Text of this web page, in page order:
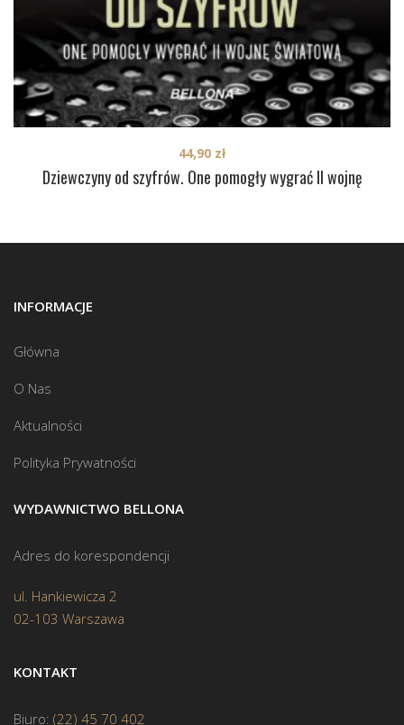
Dziewczyny od szyfrów. One pomogły wygrać II wojnę
44,90 zł
INFORMACJE
Główna
O Nas
Aktualności
Polityka Prywatności
WYDAWNICTWO BELLONA
Adres do korespondencji
ul. Hankiewicza 2
02-103 Warszawa
KONTAKT
Biuro: (22) 45 70 402